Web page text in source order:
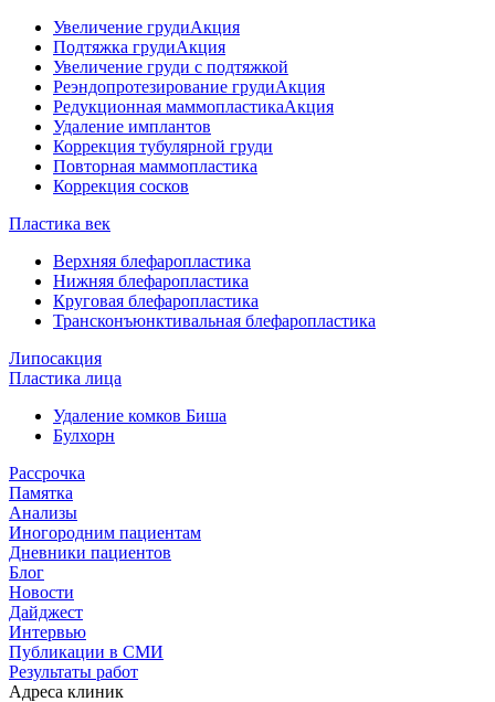
Увеличение грудиАкция
Подтяжка грудиАкция
Увеличение груди с подтяжкой
Реэндопротезирование грудиАкция
Редукционная маммопластикаАкция
Удаление имплантов
Коррекция тубулярной груди
Повторная маммопластика
Коррекция сосков
Пластика век
Верхняя блефаропластика
Нижняя блефаропластика
Круговая блефаропластика
Трансконъюнктивальная блефаропластика
Липосакция
Пластика лица
Удаление комков Биша
Булхорн
Рассрочка
Памятка
Анализы
Иногородним пациентам
Дневники пациентов
Блог
Новости
Дайджест
Интервью
Публикации в СМИ
Результаты работ
Адреса клиник